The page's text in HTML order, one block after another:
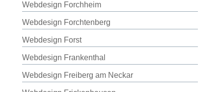
Webdesign Forchheim
Webdesign Forchtenberg
Webdesign Forst
Webdesign Frankenthal
Webdesign Freiberg am Neckar